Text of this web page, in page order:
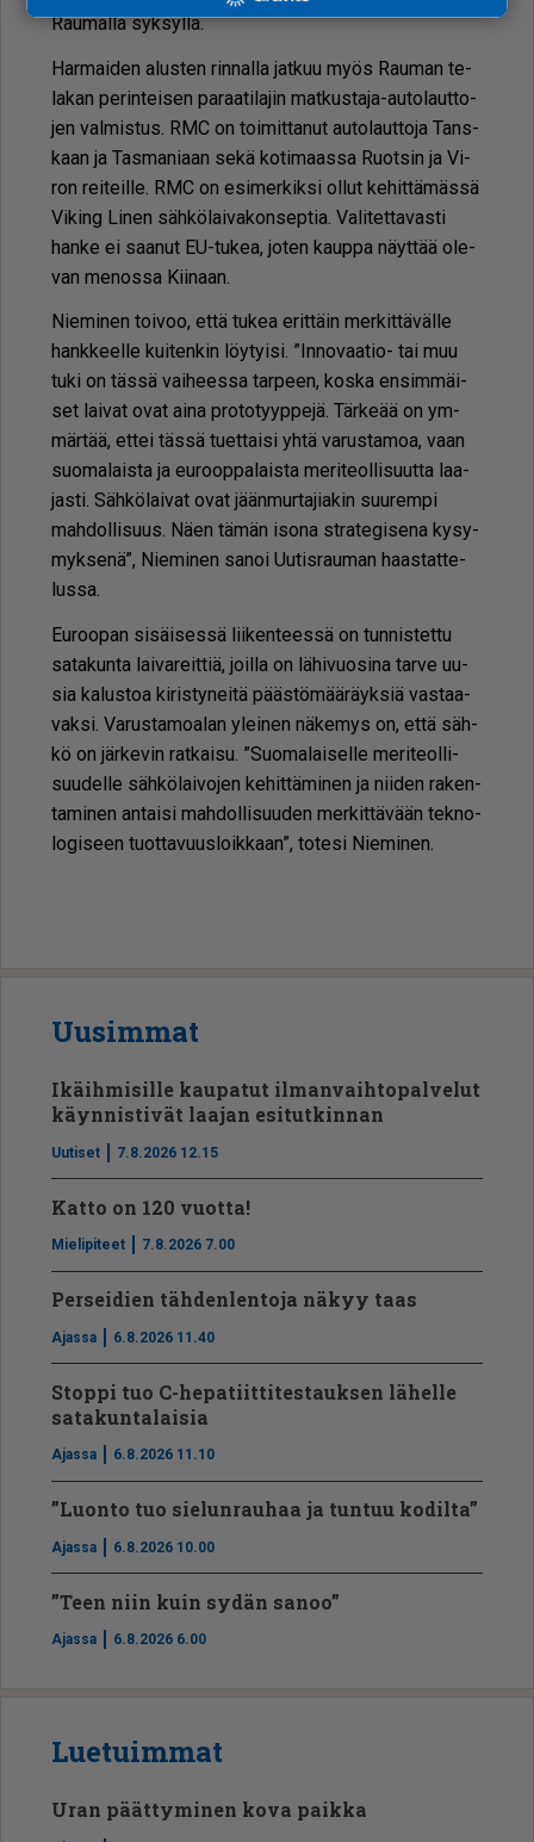
Rau­mal­la syk­syl­lä.
Har­mai­den alus­ten rin­nal­la jat­kuu myös Rau­man te­
la­kan pe­rin­tei­sen pa­raa­ti­la­jin mat­kus­ta­ja-au­to­laut­to­
jen val­mis­tus. RMC on toi­mit­ta­nut au­to­laut­to­ja Tans­
kaan ja Tas­ma­ni­aan sekä ko­ti­maas­sa Ruot­sin ja Vi­
ron rei­teil­le. RMC on esi­mer­kik­si ol­lut ke­hit­tä­mäs­sä
Vi­king Li­nen säh­kö­lai­va­kon­sep­tia. Va­li­tet­ta­vas­ti
han­ke ei saa­nut EU-tu­kea, jo­ten kaup­pa näyt­tää ole­
van me­nos­sa Kii­naan.
Nie­mi­nen toi­voo, et­tä tu­kea erit­täin mer­kit­tä­väl­le
hank­keel­le kui­ten­kin löy­tyi­si. ”In­no­vaa­tio- tai muu
tuki on täs­sä vai­hees­sa tar­peen, kos­ka en­sim­mäi­
set lai­vat ovat ai­na pro­to­tyyp­pe­jä. Tär­ke­ää on ym­
mär­tää, et­tei täs­sä tu­et­tai­si yh­tä va­rus­ta­moa, vaan
suo­ma­lais­ta ja eu­roop­pa­lais­ta me­ri­te­ol­li­suut­ta laa­
jas­ti. Säh­kö­lai­vat ovat jään­mur­ta­ji­a­kin suu­rem­pi
mah­dol­li­suus. Näen tä­män iso­na stra­te­gi­se­na ky­sy­
myk­se­nä”, Nie­mi­nen sa­noi Uu­tis­rau­man haas­tat­te­
lus­sa.
Eu­roo­pan si­säi­ses­sä lii­ken­tees­sä on tun­nis­tet­tu
sa­ta­kun­ta lai­va­reit­tiä, joil­la on lä­hi­vuo­si­na tar­ve uu­
sia ka­lus­toa ki­ris­ty­nei­tä pääs­tö­mää­räyk­siä vas­taa­
vak­si. Va­rus­ta­mo­a­lan ylei­nen nä­ke­mys on, et­tä säh­
kö on jär­ke­vin rat­kai­su. ”Suo­ma­lai­sel­le me­ri­te­ol­li­
suu­del­le säh­kö­lai­vo­jen ke­hit­tä­mi­nen ja nii­den ra­ken­
ta­mi­nen an­tai­si mah­dol­li­suu­den mer­kit­tä­vään tek­no­
lo­gi­seen tuot­ta­vuus­loik­kaan”, to­te­si Nie­mi­nen.
Uusimmat
Ikäihmisille kaupatut ilmanvaihtopalvelut
käynnistivät laajan esitutkinnan
Uutiset 7.8.2026 12.15
Katto on 120 vuotta!
Mielipiteet 7.8.2026 7.00
Perseidien tähdenlentoja näkyy taas
Ajassa 6.8.2026 11.40
Stoppi tuo C-hepatiit­ti­tes­tauksen lähelle
satakuntalaisia
Ajassa 6.8.2026 11.10
”Luonto tuo sielunrauhaa ja tuntuu kodilta”
Ajassa 6.8.2026 10.00
”Teen niin kuin sydän sanoo”
Ajassa 6.8.2026 6.00
Luetuimmat
Uran päättyminen kova paikka